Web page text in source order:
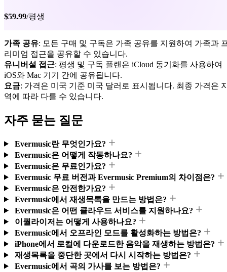
$59.99/평생
가족 공유: 모든 구매 및 구독은 가족 공유를 지원하여 가족과
리미엄 접근을 공유할 수 있습니다.
유니버설 접근: 평생 및 구독 플랜은 iCloud 동기화를 사용하여
iOS와 Mac 기기 간에 공유됩니다.
요금: 가격은 미국 기준 미국 달러로 표시됩니다. 최종 가격은
역에 따라 다를 수 있습니다.
자주 묻는 질문
Evermusic란 무엇인가요?
Evermusic은 어떻게 작동하나요?
Evermusic은 무료인가요?
Evermusic 무료 버전과 Evermusic Premium의 차이점은?
Evermusic은 안전한가요?
Evermusic에서 재생목록을 만드는 방법은?
Evermusic은 어떤 클라우드 서비스를 지원하나요?
이퀄라이저는 어떻게 사용하나요?
Evermusic에서 오프라인 모드를 활성화하는 방법은?
iPhone에서 로컬에 다운로드한 음악을 재생하는 방법은?
재생목록을 중단한 곳에서 다시 시작하는 방법은?
Evermusic에서 곡의 가사를 보는 방법은?